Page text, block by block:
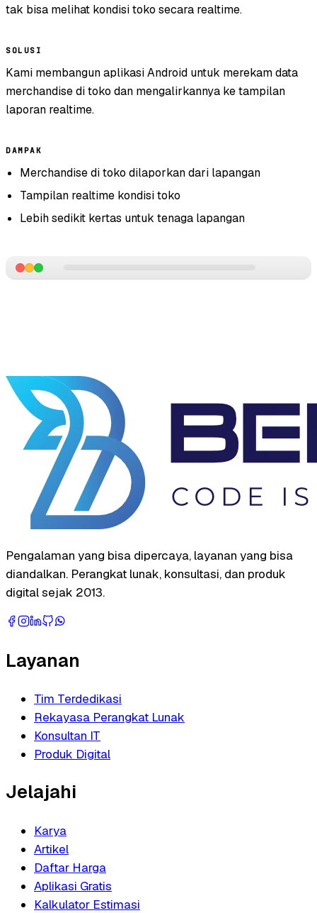
tak bisa melihat kondisi toko secara realtime.
SOLUSI
Kami membangun aplikasi Android untuk merekam data
merchandise di toko dan mengalirkannya ke tampilan
laporan realtime.
DAMPAK
Merchandise di toko dilaporkan dari lapangan
Tampilan realtime kondisi toko
Lebih sedikit kertas untuk tenaga lapangan
Pengalaman yang bisa dipercaya, layanan yang bisa
diandalkan. Perangkat lunak, konsultasi, dan produk
digital sejak 2013.
Layanan
Tim Terdedikasi
Rekayasa Perangkat Lunak
Konsultan IT
Produk Digital
Jelajahi
Karya
Artikel
Daftar Harga
Aplikasi Gratis
Kalkulator Estimasi